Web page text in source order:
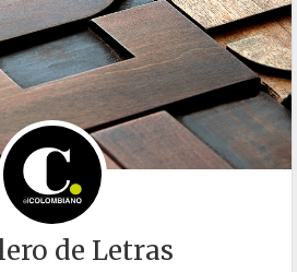
de Letras